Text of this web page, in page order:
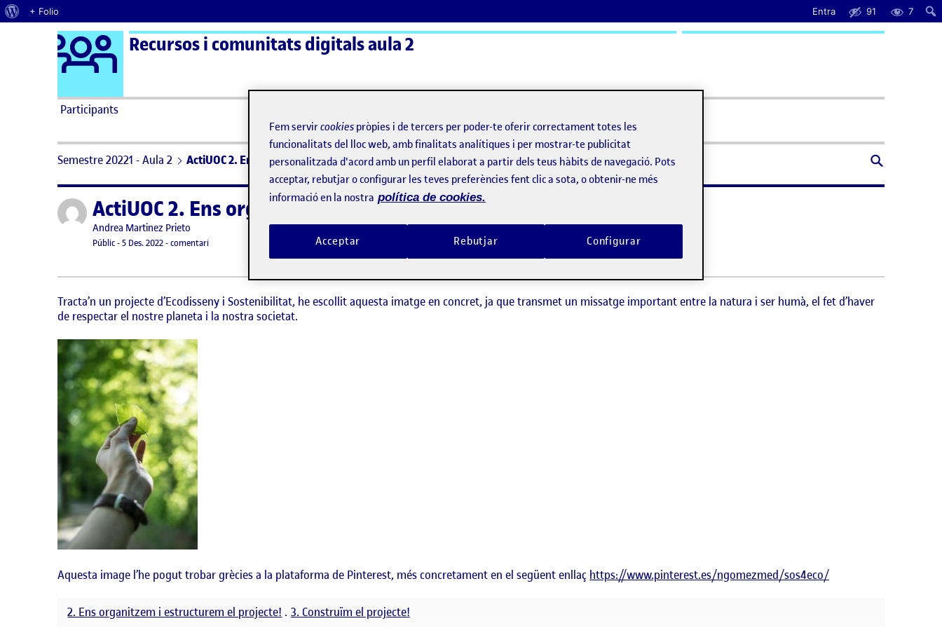
Quant al WordPress
+ Folio Entra 91 7
Saltar al contingut Logo Ágora
Recursos i comunitats digitals aula 2
Participants
Semestre 20221 - Aula 2 ActiUOC 2. Ens organitzem i estructurem el projecte.
Publicat perActiUOC 2. Ens organitzem i estructurem el projecte.
Publicat per
Andrea Martinez Prieto
Visibilitat:
Públic-Data de publicació
5 Des. 202229 desembre, 2022 9:43 pm
-comentariel ActiUOC 2. Ens organitzem i estructurem el projecte.
Tracta’n un projecte d’Ecodisseny i Sostenibilitat, he escollit aquesta imatge en concret, ja que transmet un missatge important entre la natura i ser humà, el fet d’haver
de respectar el nostre planeta i la nostra societat.
Aquesta image l’he pogut trobar grècies a la plataforma de Pinterest, més concretament en el següent enllaç https://www.pinterest.es/ngomezmed/sos4eco/
2. Ens organitzem i estructurem el projecte! . 3. Construïm el projecte!
Fem servircookies pròpies i de tercers per poder-te oferir correctament totes les
funcionalitats del lloc web, amb finalitats analítiques i per mostrar-te publicitat
personalitzada d'acord amb un perfil elaborat a partir dels teus hàbits de navegació. Pots
acceptar, rebutjar o configurar les teves preferències fent clic a sota, o obtenir-ne més
informació en la nostra política de cookies.
Rebutjar
Acceptar Configurar